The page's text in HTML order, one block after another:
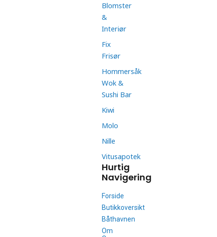
Blomster
&
Interiør
Fix
Frisør
Hommersåk
Wok &
Sushi Bar
Kiwi
Molo
Nille
Vitusapotek
Hurtig
Navigering
Forside
Butikkoversikt
Båthavnen
Om